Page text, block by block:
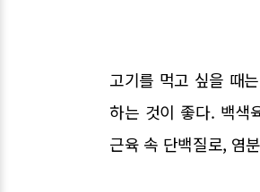
고기를 먹고 싶을 때
하는 것이 좋다. 백색
근육 속 단백질로, 염